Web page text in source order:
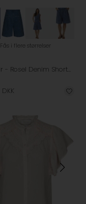
Fås i flere størrelser
Neo Noir - Rosel Denim Shorts - Blue
DKK